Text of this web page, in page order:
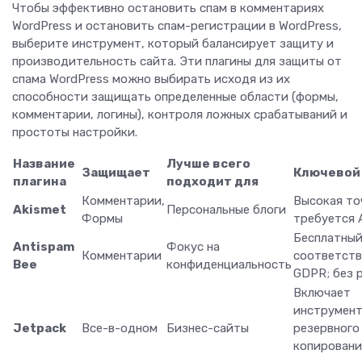
Чтобы эффективно остановить спам в комментариях
WordPress и остановить спам-регистрации в WordPress,
выберите инструмент, который балансирует защиту и
производительность сайта. Эти плагины для защиты от
спама WordPress можно выбирать исходя из их
способности защищать определенные области (формы,
комментарии, логины), контроля ложных срабатываний и
простоты настройки.
Название
плагина
Защищает
Лучше всего
подходит для
Akismet
Комментарии,
Формы
Персональные блоги
Высокая
требуется
Antispam
Bee
Комментарии
Фокус на
конфиденциальность
GDPR; без
Jetpack Все-в-одном Бизнес-сайты
Включает
резервного